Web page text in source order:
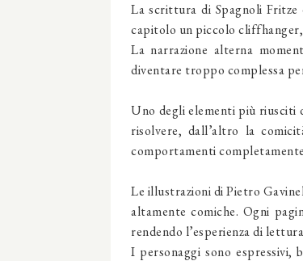
La scrittura di Spagnoli
capitolo un piccolo
La narrazione alterna
diventare troppo complessa
Uno degli elementi più riusciti
risolvere, dall’altro la
comportamenti
Le illustrazioni di Pietro
altamente comiche. Ogni
rendendo l’esperienza di
I personaggi sono